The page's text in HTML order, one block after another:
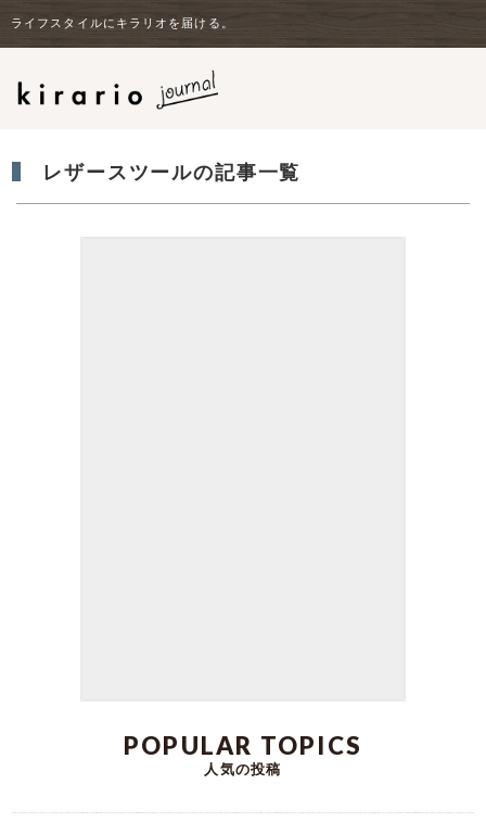
ライフスタイルにキラリオを届ける。
レザースツールの記事一覧
POPULAR TOPICS
人気の投稿